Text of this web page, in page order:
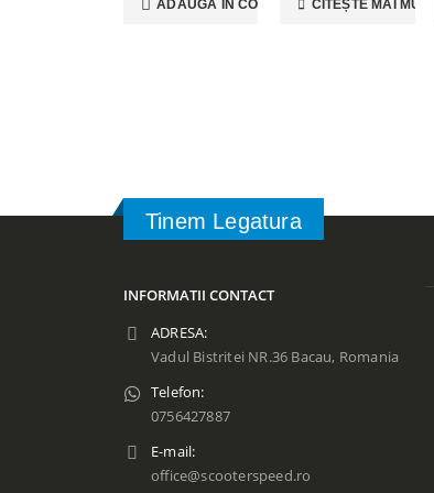
ADAUGĂ ÎN COȘ CITEȘTE MAI MULT
Tinem Legatura
INFORMATII CONTACT
ADRESA:
Vadul Bistritei NR.36 Bacau, Romania
Telefon:
0756427887
E-mail:
office@scooterspeed.ro